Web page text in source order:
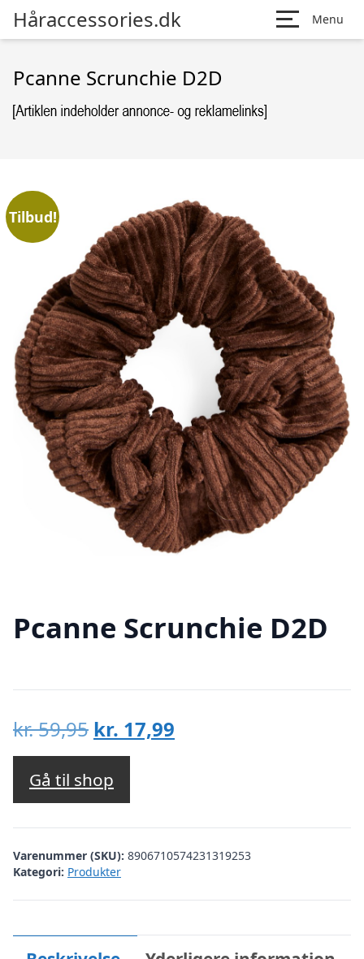
Håraccessories.dk Menu
Pcanne Scrunchie D2D
Tilbud!
Pcanne Scrunchie D2D
kr.59,95 Den
oprindelige
pris
var:
kr. 59,95.
kr. 17,99
kr. 17,99.
Gå til shop
Varenummer (SKU): 8906710574231319253
Kategori: Produkter